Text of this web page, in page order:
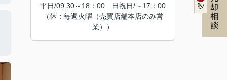
平日/09:30～18：00 日祝日/～17：00
（休：毎週火曜（売買店舗本店のみ営
業））